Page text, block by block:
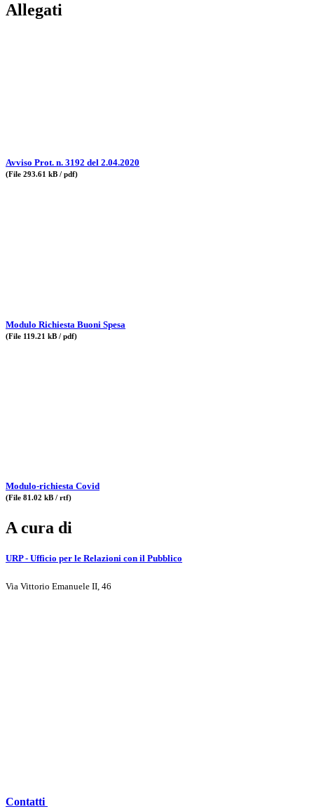
Allegati
Avviso Prot. n. 3192 del 2.04.2020
(File 293.61 kB / pdf)
Modulo Richiesta Buoni Spesa
(File 119.21 kB / pdf)
Modulo-richiesta Covid
(File 81.02 kB / rtf)
A cura di
URP - Ufficio per le Relazioni con il Pubblico
Via Vittorio Emanuele II, 46
Contatti